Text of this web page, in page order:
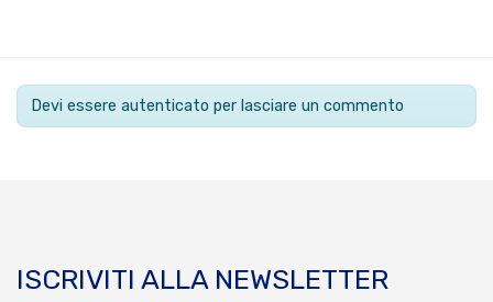
Devi essere autenticato per lasciare un commento
ISCRIVITI ALLA NEWSLETTER